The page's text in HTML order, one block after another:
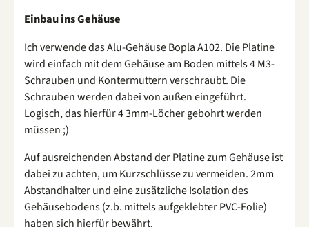
Einbau ins Gehäuse
Ich verwende das Alu-Gehäuse Bopla A102. Die Platine
wird einfach mit dem Gehäuse am Boden mittels 4 M3-
Schrauben und Kontermuttern verschraubt. Die
Schrauben werden dabei von außen eingeführt.
Logisch, das hierfür 4 3mm-Löcher gebohrt werden
müssen ;)
Auf ausreichenden Abstand der Platine zum Gehäuse ist
dabei zu achten, um Kurzschlüsse zu vermeiden. 2mm
Abstandhalter und eine zusätzliche Isolation des
Gehäusebodens (z.b. mittels aufgeklebter PVC-Folie)
haben sich hierfür bewährt.